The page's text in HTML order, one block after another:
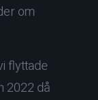
om
flyttade
2022 då